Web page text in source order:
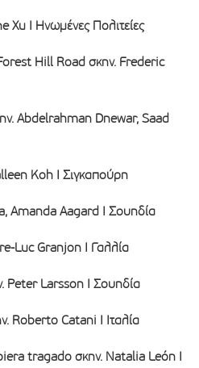
Xu I Ηνωμένες Πολιτείες
Hill Road σκην. Frederic
Abdelrahman Dnewar, Saad
Koh I Σιγκαπούρη
Amanda Aagard I Σουηδία
Luc Granjon I Γαλλία
Peter Larsson I Σουηδία
Roberto Catani I Ιταλία
tragado σκην. Natalia León I